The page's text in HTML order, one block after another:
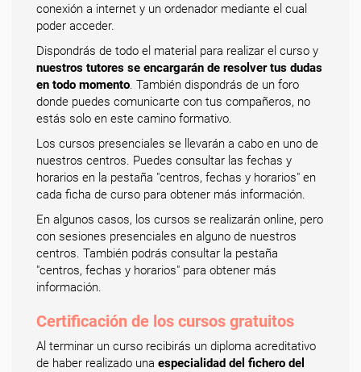
conexión a internet y un ordenador mediante el cual
poder acceder.
Dispondrás de todo el material para realizar el curso y
nuestros tutores se encargarán de resolver tus dudas
en todo momento. También dispondrás de un foro
donde puedes comunicarte con tus compañeros, no
estás solo en este camino formativo.
Los cursos presenciales se llevarán a cabo en uno de
nuestros centros. Puedes consultar las fechas y
horarios en la pestaña "centros, fechas y horarios" en
cada ficha de curso para obtener más información.
En algunos casos, los cursos se realizarán online, pero
con sesiones presenciales en alguno de nuestros
centros. También podrás consultar la pestaña
"centros, fechas y horarios" para obtener más
información.
Certificación de los cursos gratuitos
Al terminar un curso recibirás un diploma acreditativo
de haber realizado una especialidad del fichero del